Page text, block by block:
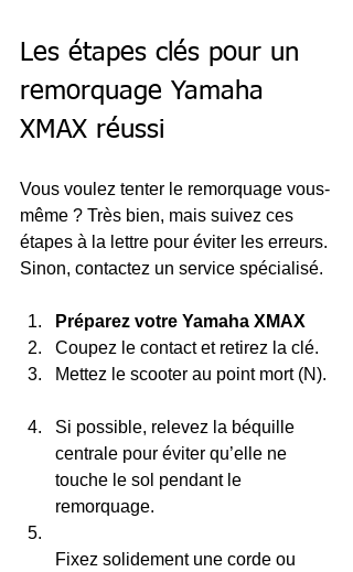
Les étapes clés pour un
remorquage Yamaha
XMAX réussi
Vous voulez tenter le remorquage vous-
même ? Très bien, mais suivez ces
étapes à la lettre pour éviter les erreurs.
Sinon, contactez un service spécialisé.
Préparez votre Yamaha XMAX
Coupez le contact et retirez la clé.
Mettez le scooter au point mort (N).
Si possible, relevez la béquille
centrale pour éviter qu’elle ne
touche le sol pendant le
remorquage.
Fixez solidement une corde ou